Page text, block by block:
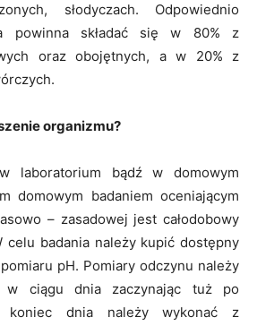
słodyczach. Odpowiednio
powinna składać się w 80% z
oraz obojętnych, a w 20% z
organizmu?
laboratorium bądź w domowym
domowym badaniem oceniającym
– zasadowej jest całodobowy
celu badania należy kupić dostępny
pH. Pomiary odczynu należy
w ciągu dnia zaczynając tuż po
koniec dnia należy wykonać z